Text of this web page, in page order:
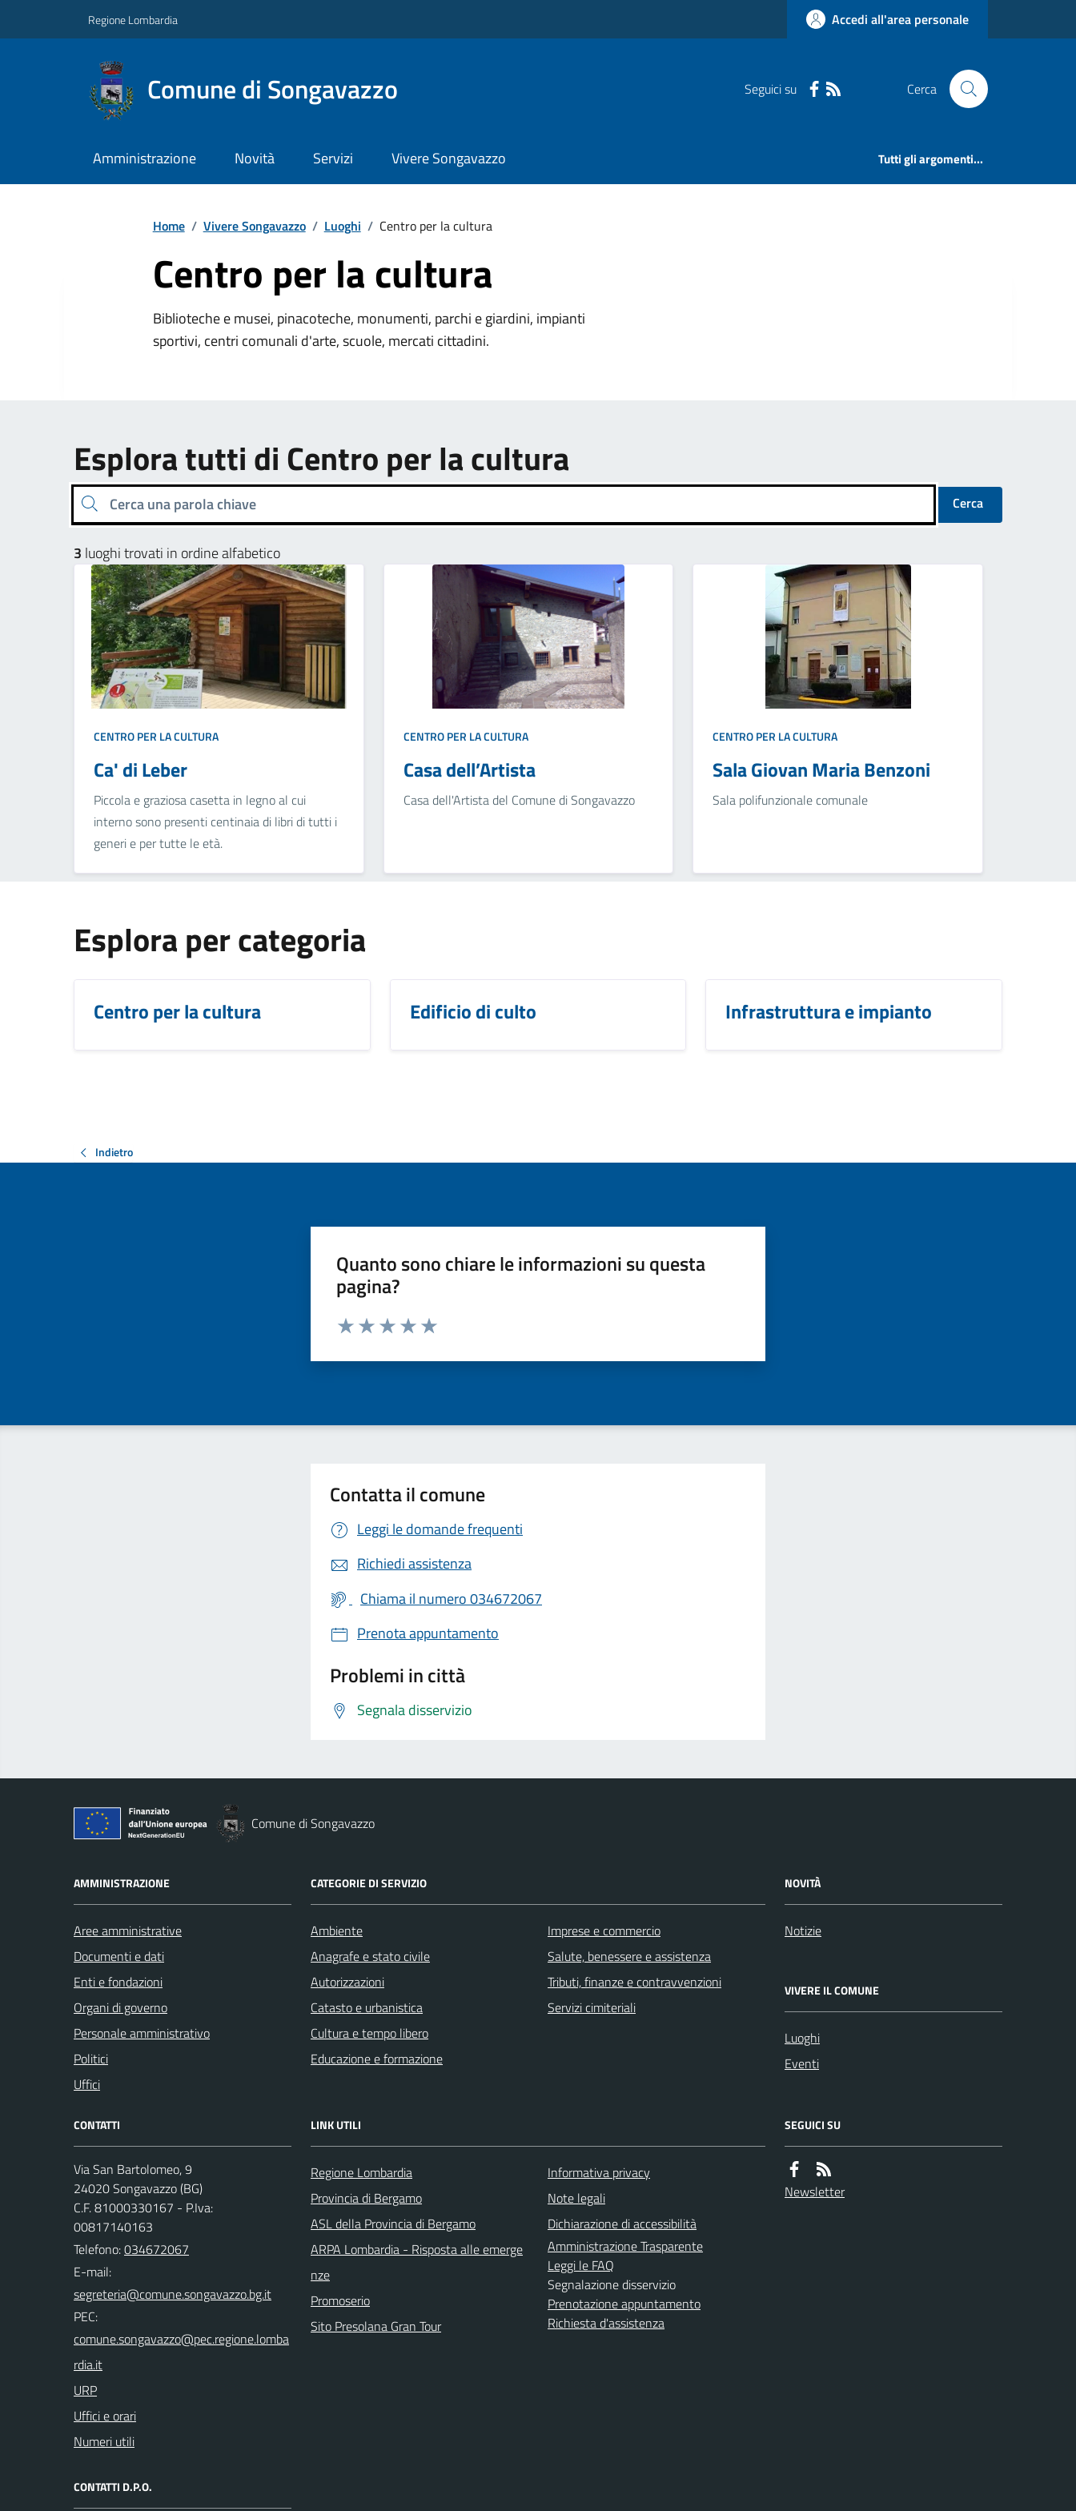
Regione Lombardia Accedi all'area personale
Comune di Songavazzo Seguici su Cerca
Amministrazione Novità Servizi Vivere Songavazzo Tutti gli argomenti...
Home / Vivere Songavazzo / Luoghi / Centro per la cultura
Centro per la cultura
Biblioteche e musei, pinacoteche, monumenti, parchi e giardini, impianti
sportivi, centri comunali d'arte, scuole, mercati cittadini.
Esplora tutti di Centro per la cultura
Cerca una parola chiave Cerca
3 luoghi trovati in ordine alfabetico
CENTRO PER LA CULTURA
Ca' di Leber
Piccola e graziosa casetta in legno al cui
interno sono presenti centinaia di libri di tutti i
generi e per tutte le età.
CENTRO PER LA CULTURA
Casa dell’Artista
Casa dell'Artista del Comune di Songavazzo
CENTRO PER LA CULTURA
Sala Giovan Maria Benzoni
Sala polifunzionale comunale
Esplora per categoria
Centro per la cultura Edificio di culto Infrastruttura e impianto
Indietro
Quanto sono chiare le informazioni su questa
pagina?
Valuta da 1 a 5 stelle la pagina
Contatta il comune
Leggi le domande frequenti
Richiedi assistenza
Chiama il numero 034672067
Prenota appuntamento
Problemi in città
Segnala disservizio
Comune di Songavazzo
AMMINISTRAZIONE
Aree amministrative
Documenti e dati
Enti e fondazioni
Organi di governo
Personale amministrativo
Politici
Uffici
CATEGORIE DI SERVIZIO
Ambiente
Anagrafe e stato civile
Autorizzazioni
Catasto e urbanistica
Cultura e tempo libero
Educazione e formazione
Imprese e commercio
Salute, benessere e assistenza
Tributi, finanze e contravvenzioni
Servizi cimiteriali
NOVITÀ
Notizie
VIVERE IL COMUNE
Luoghi
Eventi
CONTATTI
Via San Bartolomeo, 9
24020 Songavazzo (BG)
C.F. 81000330167 - P.Iva:
00817140163
Telefono:034672067
E-mail:
PEC:
URP
Uffici e orari
Numeri utili
CONTATTI D.P.O.
LINK UTILI
Regione Lombardia
Provincia di Bergamo
ASL della Provincia di Bergamo
ARPA Lombardia - Risposta alle emerge
nze
Promoserio
Sito Presolana Gran Tour
Informativa privacy
Note legali
Dichiarazione di accessibilità
Amministrazione Trasparente
Leggi le FAQ
Segnalazione disservizio
Prenotazione appuntamento
Richiesta d'assistenza
SEGUICI SU
Newsletter